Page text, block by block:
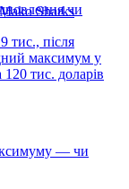
чи
Sharks
тис., після
максимум у
тис. доларів
— чи